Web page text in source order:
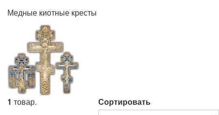
Медные киотные кресты
1 товар. Сортировать